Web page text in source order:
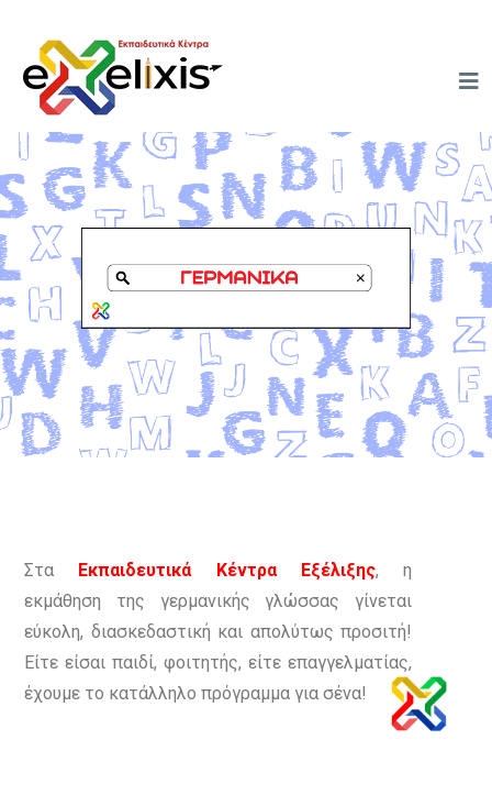
Στα Εκπαιδευτικά Κέντρα Εξέλιξης, η
εκμάθηση της γερμανικής γλώσσας γίνεται
εύκολη, διασκεδαστική και απολύτως προσιτή!
Είτε είσαι παιδί, φοιτητής, είτε επαγγελματίας,
έχουμε το κατάλληλο πρόγραμμα για σένα!